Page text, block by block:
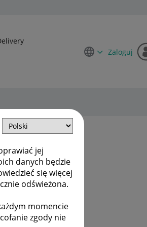
jej
danych będzie
się więcej
odświeżona.
momencie
zgody nie
Zaloguj